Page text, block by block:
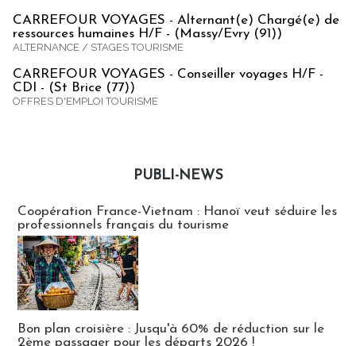
CARREFOUR VOYAGES - Alternant(e) Chargé(e) de
ressources humaines H/F - (Massy/Evry (91))
ALTERNANCE / STAGES TOURISME
CARREFOUR VOYAGES - Conseiller voyages H/F -
CDI - (St Brice (77))
OFFRES D'EMPLOI TOURISME
PUBLI-NEWS
Coopération France-Vietnam : Hanoï veut séduire les
professionnels français du tourisme
Bon plan croisière : Jusqu'à 60% de réduction sur le
2ème passager pour les départs 2026 !